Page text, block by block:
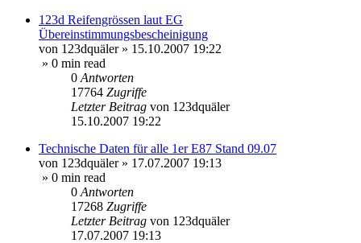
123d Reifengrössen laut EG
Übereinstimmungsbescheinigung
von 123dquäler» 15.10.2007 19:22
» 0 min read
0 Antworten
17764 Zugriffe
Letzter Beitrag von 123dquäler
15.10.2007 19:22
Technische Daten für alle 1er E87 Stand 09.07
von 123dquäler» 17.07.2007 19:13
» 0 min read
0 Antworten
17268 Zugriffe
Letzter Beitrag von 123dquäler
17.07.2007 19:13